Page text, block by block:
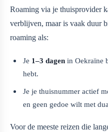
Roaming via je thuisprovider
verblijven, maar is vaak duur
roaming als:
Je 1–3 dagen in Oekraïne
hebt.
Je je thuisnummer actief
en geen gedoe wilt met
Voor de meeste reizen die